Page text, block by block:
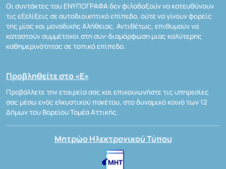
Οι συντάκτες του ΕΝΥΠΟΓΡΑΦΑ δεν φιλοδοξούν να κατευθύνουν
τις εξελίξεις σε αυτοδιοικητικό επίπεδο, ούτε να γίνουν φορείς
της μίας και μοναδικής Αλήθειας. Αντιθέτως, επιθυμούν να
καταστούν συμμέτοχοι στη συν-διαμόρφωση μιας καλύτερης
καθημερινότητας σε τοπικό επίπεδο.
Προβληθείτε στο «Ε»
Προβάλλετε την εταιρεία σας και επικοινωνήστε τις υπηρεσίες
σας μέσω ενός ελκυστικού πακέτου, στο δυναμικό κοινό των 12
Δήμων του Βορείου Τομέα Αττικής.
Μητρώο Ηλεκτρονικού Τύπου